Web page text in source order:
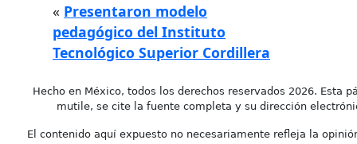
« Presentaron modelo
pedagógico del Instituto
Tecnológico Superior Cordillera
Hecho en México, todos los derechos reservados 2026. Esta
mutile, se cite la fuente completa y su dirección
El contenido aquí expuesto no necesariamente refleja la